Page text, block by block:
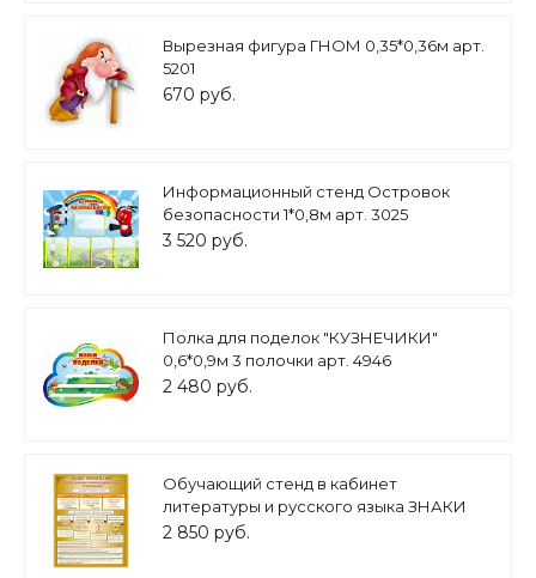
Вырезная фигура ГНОМ 0,35*0,36м арт.
5201
670 руб.
Информационный стенд Островок
безопасности 1*0,8м арт. 3025
3 520 руб.
Полка для поделок "КУЗНЕЧИКИ"
0,6*0,9м 3 полочки арт. 4946
2 480 руб.
Обучающий стенд в кабинет
литературы и русского языка ЗНАКИ
ПРЕПИНАНИЯ 1*0,8 арт. 3210
2 850 руб.